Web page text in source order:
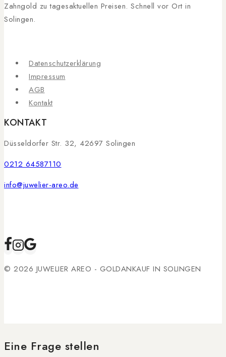
Zahngold zu tagesaktuellen Preisen. Schnell vor Ort in
Solingen.
Datenschutzerklärung
Impressum
AGB
Kontakt
KONTAKT
Düsseldorfer Str. 32, 42697 Solingen
0212 64587110
info@juwelier-areo.de
© 2026 JUWELIER AREO - GOLDANKAUF IN SOLINGEN
Eine Frage stellen